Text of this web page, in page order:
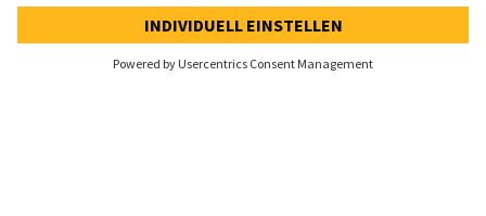
62,30 CHF
-0,40 CHF (-0,64%)